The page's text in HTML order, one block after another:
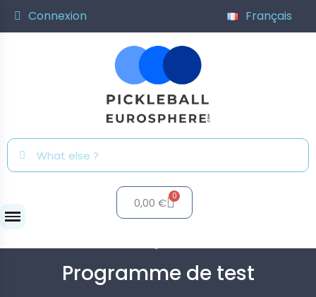
Connexion Français
0,00 €
Programme de test